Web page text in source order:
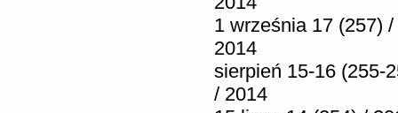
1 września 17 (257) /
2014
sierpień 15-16 (255-
/ 2014